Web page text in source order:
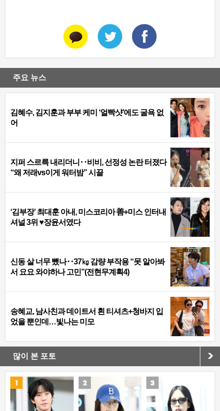
주요 뉴스
김혜수, 김지훈과 부부 케미 ‘얼빡샷’에도 굴욕 없
어
지퍼 스르륵 내리더니‥비비, 선정성 논란 터졌다
“왜 저래vs이게 워터밤” 시끌
‘김부장’ 최대훈 아내, 미스코리아 善+미스 인터내
셔널 3위 ♥장윤서였다
신동 살 너무 뺐나‥37㎏ 감량 부작용 “못 알아봐
서 요요 와야하나 고민”(전현무계획4)
송혜교, 남사친과 데이트서 흰 티셔츠+청바지 입
었을 뿐인데…빛나는 미모
많이 본 포토